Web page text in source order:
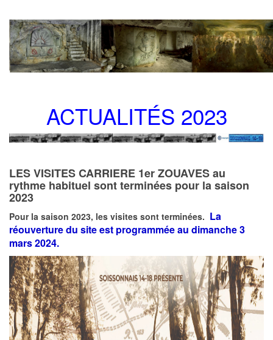
ACTUALITÉS 2023
LES VISITES CARRIERE 1er ZOUAVES au
rythme habituel sont terminées pour la saison
2023
Pour la saison 2023, les visites sont terminées. La
réouverture du site est programmée au dimanche 3
mars 2024.